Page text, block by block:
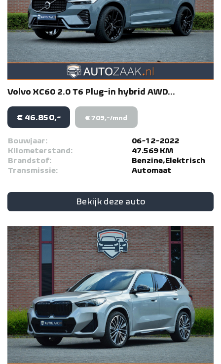
Volvo XC60 2.0 T6 Plug-in hybrid AWD...
€ 46.850,- € 709,-/mnd
Bouwjaar:
06-12-2022
Kilometerstand:
47.569 KM
Brandstof:
Benzine,Elektrisch
Transmissie:
Automaat
Bekijk deze auto